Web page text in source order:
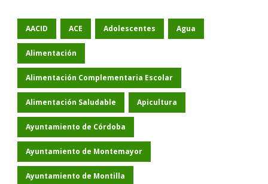
AACID ACE Adolescentes Agua
Alimentación
Alimentación Complementaria Escolar
Alimentación Saludable Apicultura
Ayuntamiento de Córdoba
Ayuntamiento de Montemayor
Ayuntamiento de Montilla